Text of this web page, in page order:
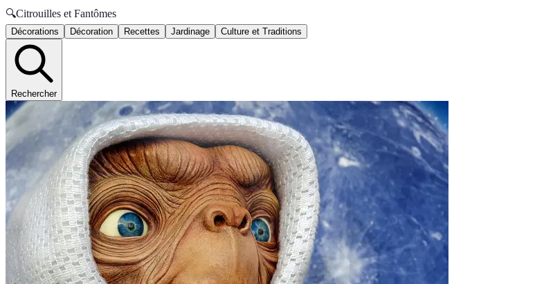
🔍Citrouilles et Fantômes
Décorations Décoration Recettes Jardinage Culture et Traditions
Rechercher